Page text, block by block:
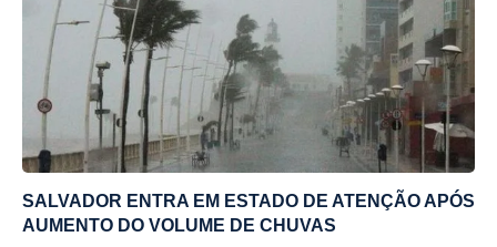
SALVADOR ENTRA EM ESTADO DE ATENÇÃO APÓS
AUMENTO DO VOLUME DE CHUVAS